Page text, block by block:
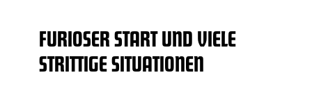
FURIOSER START UND VIELE
STRITTIGE SITUATIONEN